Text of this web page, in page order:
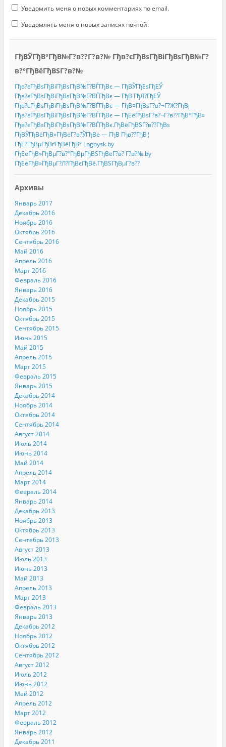
Уведомить меня о новых комментариях по email.
Уведомлять меня о новых записях почтой.
ГђВЎГђВ°ГђВ№Г?в??Г?в?№ Гђв?єГђВѕГђВіГђВѕГђВ№Г?
в?°ГђВёГђВЅГ?в?№
Гђв?єГђВѕГђВіГђВѕГђВ№Г?ВЃГђВє — ГђВЎГђЕѕГђЕЎ
Гђв?єГђВѕГђВіГђВѕГђВ№Г?ВЃГђВє — ГђВ ГђЛ?ГђЕЎ
Гђв?єГђВѕГђВіГђВѕГђВ№Г?ВЃГђВє — ГђВ¤ГђВѕГ?в?¬Г?Ж?ГђВј
Гђв?єГђВѕГђВіГђВѕГђВ№Г?ВЃГђВє — ГђЕёГђВѕГ?в?¬Г?в??ГђВ°ГђВ»
Гђв?єГђВѕГђВіГђВѕГђВ№Г?ВЃГђВє.ГђВёГђВЅГ?в??ГђВѕ
ГђВЎГђВёГђВ»ГђВёГ?в?ЎГђВё — ГђВ Гђв??ГђВ¦
ГђЕ?ГђВµГђВґГђВёГђВ° Logoysk.by
ГђЕёГђВ»ГђВµГ?в?°ГђВµГђВЅГђВёГ?в? Г?в?№.by
ГђЕёГђВ»ГђВµГ?Л?ГђВєГђВё.ГђВЅГђВµГ?в??
Архивы
Январь 2017
Декабрь 2016
Ноябрь 2016
Октябрь 2016
Сентябрь 2016
Май 2016
Апрель 2016
Март 2016
Февраль 2016
Январь 2016
Декабрь 2015
Ноябрь 2015
Октябрь 2015
Сентябрь 2015
Июнь 2015
Май 2015
Апрель 2015
Март 2015
Февраль 2015
Январь 2015
Декабрь 2014
Ноябрь 2014
Октябрь 2014
Сентябрь 2014
Август 2014
Июль 2014
Июнь 2014
Май 2014
Апрель 2014
Март 2014
Февраль 2014
Январь 2014
Декабрь 2013
Ноябрь 2013
Октябрь 2013
Сентябрь 2013
Август 2013
Июль 2013
Июнь 2013
Май 2013
Апрель 2013
Март 2013
Февраль 2013
Январь 2013
Декабрь 2012
Ноябрь 2012
Октябрь 2012
Сентябрь 2012
Август 2012
Июль 2012
Июнь 2012
Май 2012
Апрель 2012
Март 2012
Февраль 2012
Январь 2012
Декабрь 2011